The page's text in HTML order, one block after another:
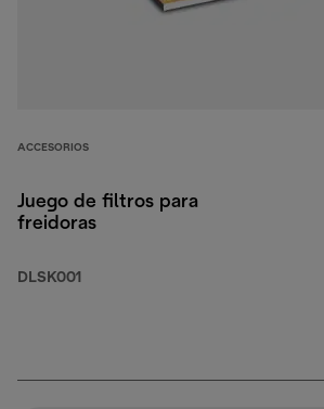
ACCESORIOS
Juego de filtros para
freidoras
DLSK001